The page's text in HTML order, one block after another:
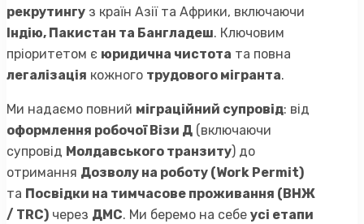
рекрутингу з країн Азії та Африки, включаючи
Індію, Пакистан та Бангладеш. Ключовим
пріоритетом є юридична чистота та повна
легалізація кожного трудового мігранта.
Ми надаємо повний міграційний супровід: від
оформлення робочої Візи Д (включаючи
супровід Молдавського транзиту) до
отримання Дозволу на роботу (Work Permit)
та Посвідки на тимчасове проживання (ВНЖ
/ TRC) через ДМС. Ми беремо на себе усі етапи